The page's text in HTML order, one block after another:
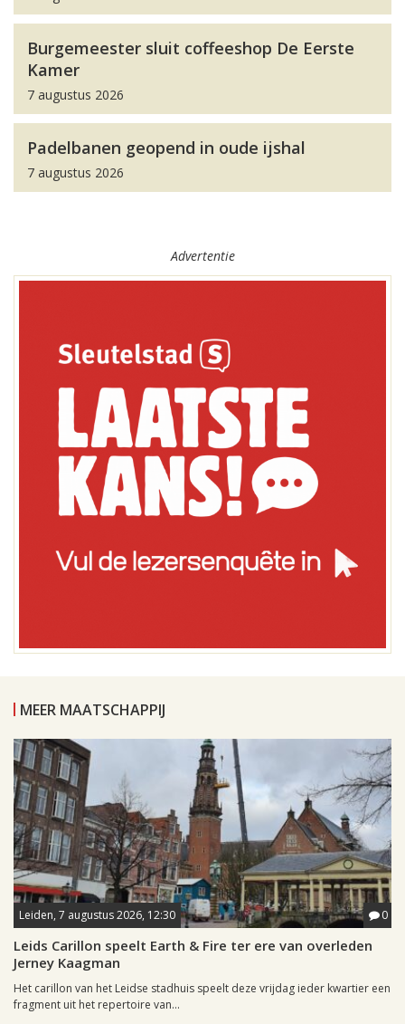
Burgemeester sluit coffeeshop De Eerste
Kamer
7 augustus 2026
Padelbanen geopend in oude ijshal
7 augustus 2026
Advertentie
MEER MAATSCHAPPIJ
Leiden, 7 augustus 2026, 12:30 0
Leids Carillon speelt Earth & Fire ter ere van overleden
Jerney Kaagman
Het carillon van het Leidse stadhuis speelt deze vrijdag ieder kwartier een
fragment uit het repertoire van...